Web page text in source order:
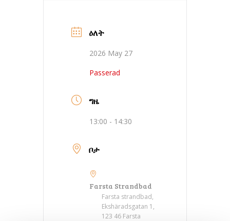
ዕለት
2026 May 27
Passerad
ግዜ
13:00 - 14:30
ቦታ
Farsta Strandbad
Farsta strandbad,
Ekshäradsgatan 1,
123 46 Farsta